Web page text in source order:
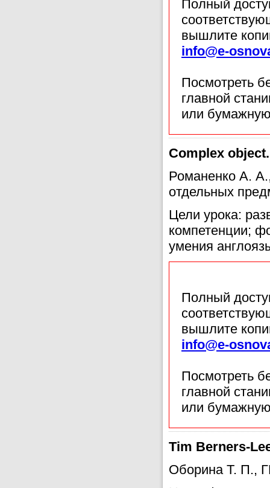
Полный
вышлите
info@e-
Посмотреть
главной
или
Complex
Романенко А.
отдельных
Цели урока:
компетенции;
умения
Полный
вышлите
info@e-
Посмотреть
главной
или
Tim Berners-
Оборина Т. П.,